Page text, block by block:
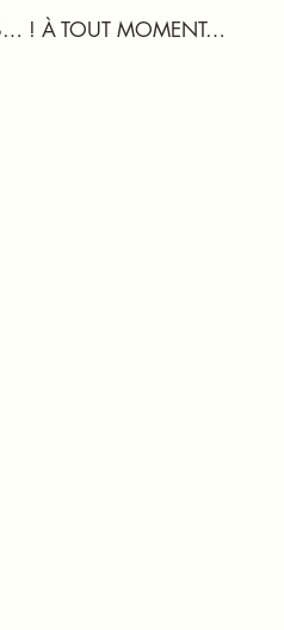
! À TOUT MOMENT…